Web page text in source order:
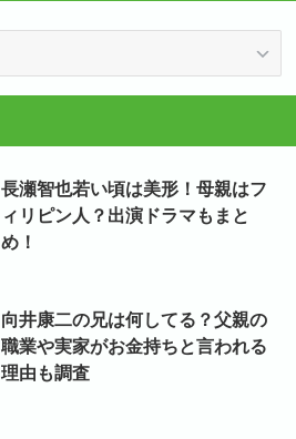
長瀬智也若い頃は美形！母親はフ
ィリピン人？出演ドラマもまと
め！
向井康二の兄は何してる？父親の
職業や実家がお金持ちと言われる
理由も調査